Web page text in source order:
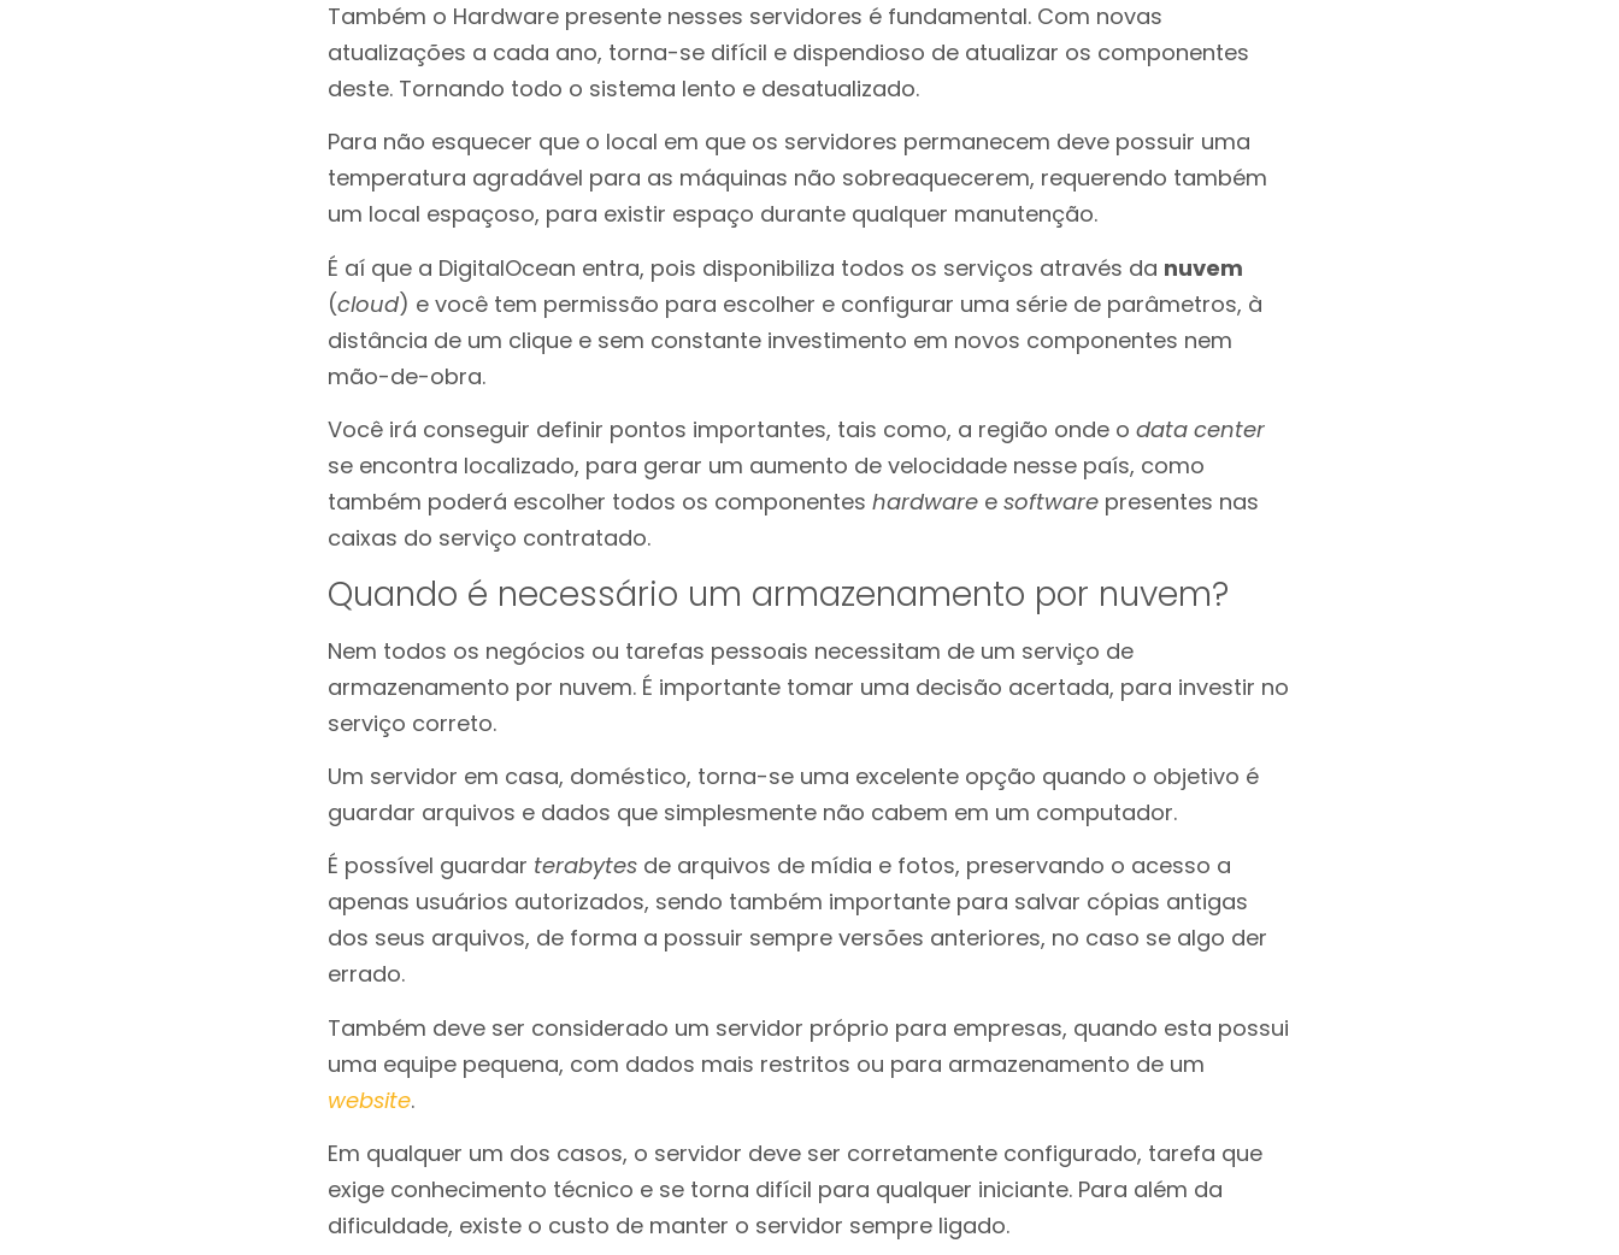
Também o Hardware presente nesses servidores é fundamental. Com novas
atualizações a cada ano, torna-se difícil e dispendioso de atualizar os componentes
deste. Tornando todo o sistema lento e desatualizado.
Para não esquecer que o local em que os servidores permanecem deve possuir uma
temperatura agradável para as máquinas não sobreaquecerem, requerendo também
um local espaçoso, para existir espaço durante qualquer manutenção.
É aí que a DigitalOcean entra, pois disponibiliza todos os serviços através da nuvem
(cloud) e você tem permissão para escolher e configurar uma série de parâmetros, à
distância de um clique e sem constante investimento em novos componentes nem
mão-de-obra.
Você irá conseguir definir pontos importantes, tais como, a região onde o data center
se encontra localizado, para gerar um aumento de velocidade nesse país, como
também poderá escolher todos os componentes hardware e software presentes nas
caixas do serviço contratado.
Quando é necessário um armazenamento por nuvem?
Nem todos os negócios ou tarefas pessoais necessitam de um serviço de
armazenamento por nuvem. É importante tomar uma decisão acertada, para investir no
serviço correto.
Um servidor em casa, doméstico, torna-se uma excelente opção quando o objetivo é
guardar arquivos e dados que simplesmente não cabem em um computador.
É possível guardar terabytes de arquivos de mídia e fotos, preservando o acesso a
apenas usuários autorizados, sendo também importante para salvar cópias antigas
dos seus arquivos, de forma a possuir sempre versões anteriores, no caso se algo der
errado.
Também deve ser considerado um servidor próprio para empresas, quando esta possui
uma equipe pequena, com dados mais restritos ou para armazenamento de um
website.
Em qualquer um dos casos, o servidor deve ser corretamente configurado, tarefa que
exige conhecimento técnico e se torna difícil para qualquer iniciante. Para além da
dificuldade, existe o custo de manter o servidor sempre ligado.